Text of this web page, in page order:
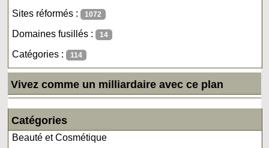
Sites réformés : 1072
Domaines fusillés : 14
Catégories : 114
Vivez comme un milliardaire avec ce plan
Catégories
Beauté et Cosmétique